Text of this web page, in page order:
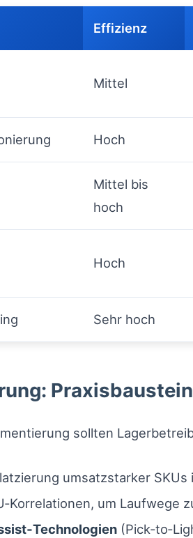
Effizienz
Mittel
Hoch
Mittel bis
hoch
Hoch
Sehr hoch
sollten
umsatzstarker SKUs
um Laufwege